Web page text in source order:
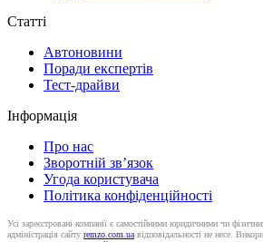
Статті
Автоновини
Поради експертів
Тест-драйви
Інформація
Про нас
Зворотній зв’язок
Угода користувача
Політика конфіденційності
Усі зареєстровані компанії є самостійними юридичними чи
адміністрація сайту remzo.com.uaвідповідальності не несе.